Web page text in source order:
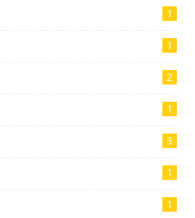
1
1
2
1
3
1
1